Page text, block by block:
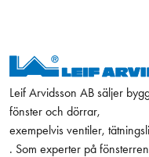
Leif Arvidsson AB säljer
fönster och dörrar,
exempelvis ventiler,
. Som experter på